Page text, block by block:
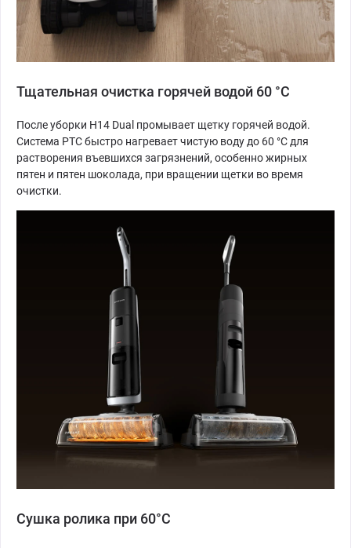
Тщательная очистка горячей водой 60 °C
После уборки H14 Dual промывает щетку горячей водой.
Система PTC быстро нагревает чистую воду до 60 °C для
растворения въевшихся загрязнений, особенно жирных
пятен и пятен шоколада, при вращении щетки во время
очистки.
Сушка ролика при 60°C